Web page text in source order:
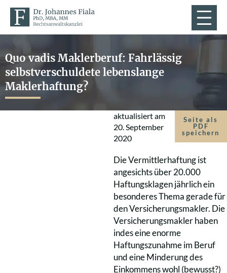
Quo vadis Maklerberuf: Fahrlässig
selbstverschuldete lebenslange
Maklerhaftung?
aktualisiert am
20. September
2020
Seite als
PDF
speichern
Die Vermittlerhaftung ist
angesichts über 20.000
Haftungsklagen jährlich ein
besonderes Thema gerade für
den Versicherungsmakler. Die
Versicherungsmakler haben
indes eine enorme
Haftungszunahme im Beruf
und eine Minderung des
Einkommens wohl (bewusst?)